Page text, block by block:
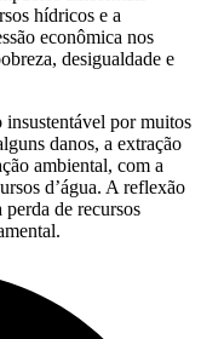
hídricos e a
econômica nos
desigualdade e
insustentável por muitos
danos, a extração
ambiental, com a
d’água. A reflexão
de recursos